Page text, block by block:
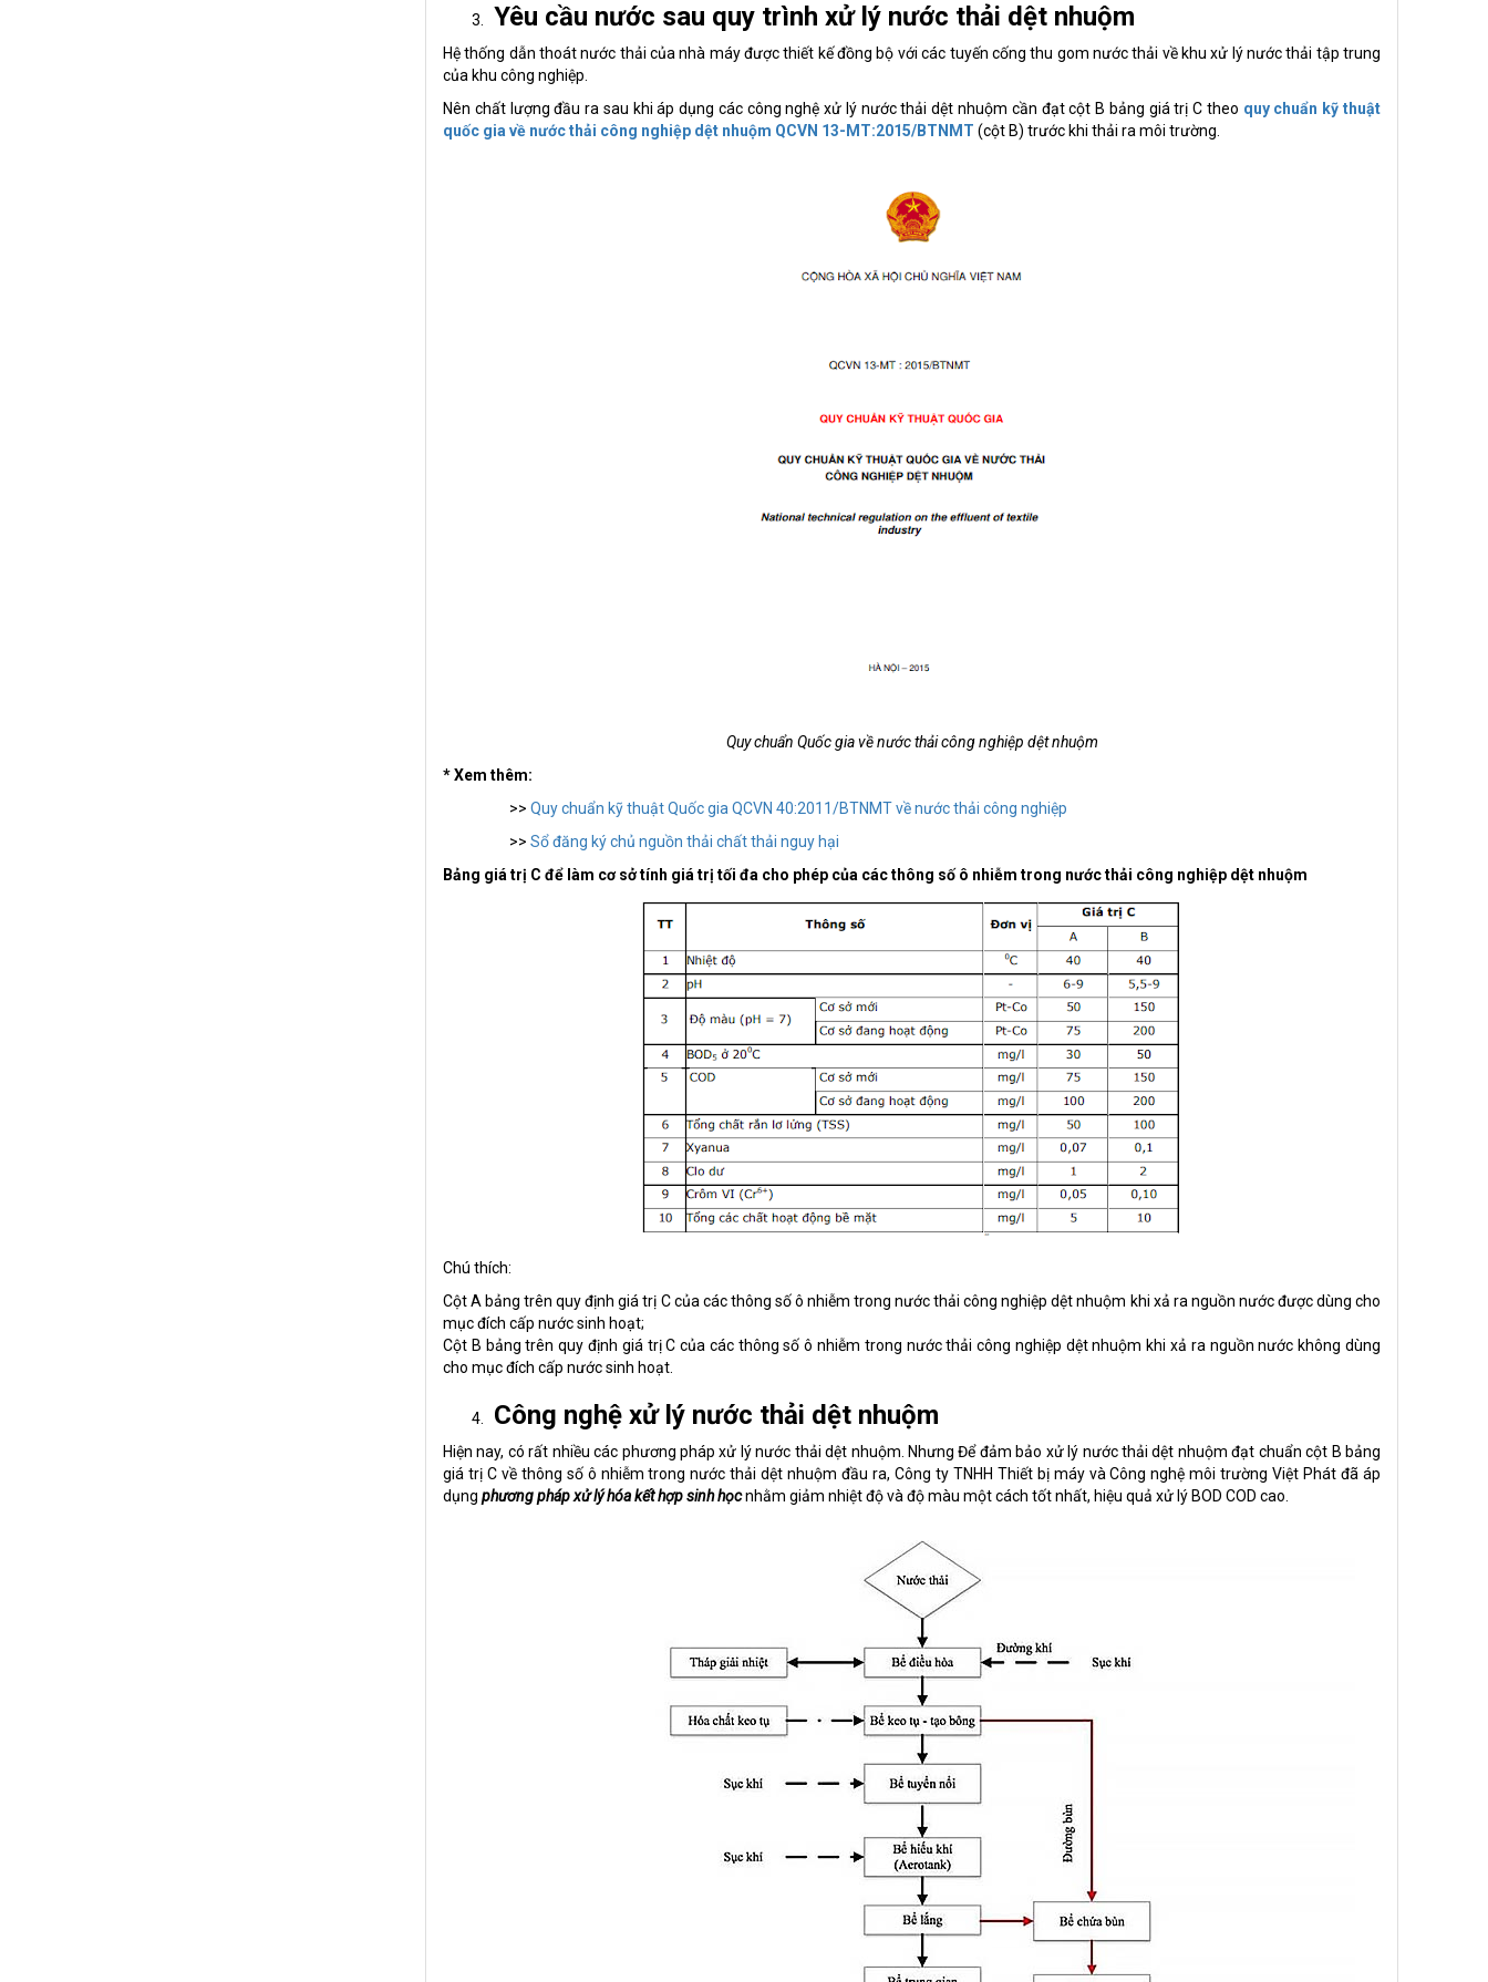
Yêu cầu nước sau quy trình xử lý nước thải dệt nhuộm
Hệ thống dẫn thoát nước thải của nhà máy được thiết kế đồng bộ với các tuyến cống thu gom nước thải về khu xử lý nước thải tập trung
của khu công nghiệp.
Nên chất lượng đầu ra sau khi áp dụng các công nghệ xử lý nước thải dệt nhuộm cần đạt cột B bảng giá trị C theo quy chuẩn kỹ thuật
quốc gia về nước thải công nghiệp dệt nhuộm QCVN 13-MT:2015/BTNMT (cột B) trước khi thải ra môi trường.
Quy chuẩn Quốc gia về nước thải công nghiệp dệt nhuộm
* Xem thêm:
>> Quy chuẩn kỹ thuật Quốc gia QCVN 40:2011/BTNMT về nước thải công nghiệp
>> Sổ đăng ký chủ nguồn thải chất thải nguy hại
Bảng giá trị C để làm cơ sở tính giá trị tối đa cho phép của các thông số ô nhiễm trong nước thải công nghiệp dệt nhuộm
Chú thích:
Cột A bảng trên quy định giá trị C của các thông số ô nhiễm trong nước thải công nghiệp dệt nhuộm khi xả ra nguồn nước được dùng cho
mục đích cấp nước sinh hoạt;
Cột B bảng trên quy định giá trị C của các thông số ô nhiễm trong nước thải công nghiệp dệt nhuộm khi xả ra nguồn nước không dùng
cho mục đích cấp nước sinh hoạt.
Công nghệ xử lý nước thải dệt nhuộm
Hiện nay, có rất nhiều các phương pháp xử lý nước thải dệt nhuộm. Nhưng Để đảm bảo xử lý nước thải dệt nhuộm đạt chuẩn cột B bảng
giá trị C về thông số ô nhiễm trong nước thải dệt nhuộm đầu ra, Công ty TNHH Thiết bị máy và Công nghệ môi trường Việt Phát đã áp
dụng phương pháp xử lý hóa kết hợp sinh họcnhằm giảm nhiệt độ và độ màu một cách tốt nhất, hiệu quả xử lý BOD COD cao.